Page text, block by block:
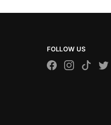
FOLLOW US